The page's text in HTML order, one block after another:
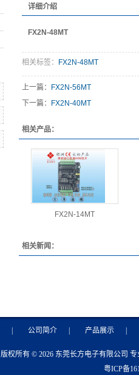
详细介绍
FX2N-48MT
相关标签： FX2N-48MT
上一篇：
FX2N-56MT
下一篇：
FX2N-40MT
相关产品：
FX2N-14MT
相关新闻：
公司简介 产品展示
版权所有 © 2026 东莞长方电子有限公司 专
粤ICP备